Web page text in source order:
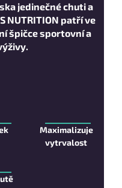
jedinečné chuti a
NUTRITION patří ve
špičce sportovní a
Maximalizuje
vytrvalost